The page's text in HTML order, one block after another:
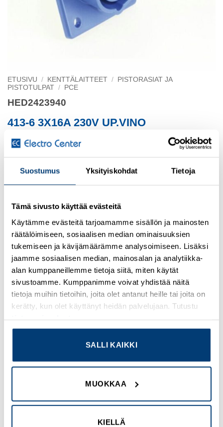
Suostumus Yksityiskohdat Tietoja
Tämä sivusto käyttää evästeitä
Käytämme evästeitä tarjoamamme sisällön ja mainosten
räätälöimiseen, sosiaalisen median ominaisuuksien
tukemiseen ja kävijämäärämme analysoimiseen. Lisäksi
jaamme sosiaalisen median, mainosalan ja analytiikka-
alan kumppaneillemme tietoja siitä, miten käytät
sivustoamme. Kumppanimme voivat yhdistää näitä
tietoja muihin tietoihin, joita olet antanut heille tai joita on
kerätty, kun olet käyttänyt heidän palvelujaan. Tutustu
SALLI KAIKKI
MUOKKAA
KIELLÄ
ETUSIVU / KENTTÄLAITTEET /
PISTORASIAT JA
PISTOTULPAT / PCE
HED2423940
413-6 3X16A 230V UP.VINO
PISTORASIA
Kojepistorasia, uppo vino 230V / 16A
Kirjaudu sisään nähdäksesi hinnat ja käyttääksesi
verkkokauppaa
Osastot:PCE, Uudet tuotteet
TUTUSTU MYÖS